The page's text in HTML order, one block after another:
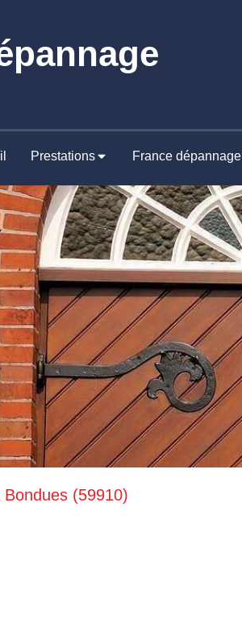
Prestations France dépannage
(59910)